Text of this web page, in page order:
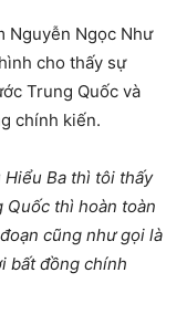
Nguyễn Ngọc Như
cho thấy sự
Trung Quốc và
chính kiến.
Hiểu Ba thì tôi thấy
Quốc thì hoàn toàn
cũng như gọi là
bất đồng chính